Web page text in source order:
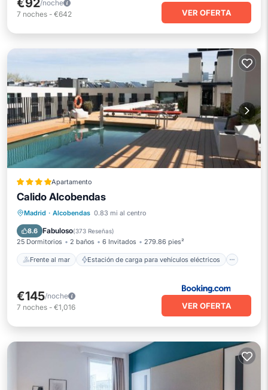
€92/noche
7 noches - €642 VER OFERTA
Apartamento
Calido Alcobendas
Madrid · Alcobendas 0.83 mi al centro
8.6 Fabuloso(373 Reseñas)
25 Dormitorios 2 baños 6 Invitados 279.86 pies²
Frente al mar Estación de carga para vehículos eléctricos
Frente al mar
Estación de carga para vehículos eléctricos
Aparcamiento
€145/noche
7 noches - €1,016 VER OFERTA